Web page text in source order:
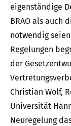
eigenständige
BRAO als auch
notwendig
Regelungen
der
Christian Wolf,
Universität
Neuregelung